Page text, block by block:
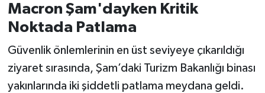
Macron Şam'dayken Kritik
Noktada Patlama
Güvenlik önlemlerinin en üst seviyeye çıkarıldığı
ziyaret sırasında, Şam’daki Turizm Bakanlığı binası
yakınlarında iki şiddetli patlama meydana geldi.